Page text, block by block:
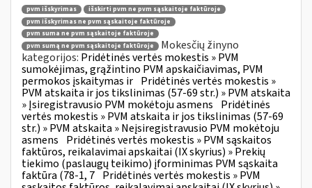
pvm išskyrimas
išskirti pvm ne pvm sąskaitoje faktūroje
pvm išskyrimas ne pvm sąskaitoje faktūroje
pvm suma ne pvm sąskaitoje faktūroje
pvm sumą ne pvm sąskaitoje faktūroje
Mokesčių žinyno
kategorijos: Pridėtinės vertės mokestis » PVM
sumokėjimas, grąžintino PVM apskaičiavimas, PVM
permokos įskaitymas ir Pridėtinės vertės mokestis »
PVM atskaita ir jos tikslinimas (57-69 str.) » PVM atskaita
» Įsiregistravusio PVM mokėtoju asmens Pridėtinės
vertės mokestis » PVM atskaita ir jos tikslinimas (57-69
str.) » PVM atskaita » Neįsiregistravusio PVM mokėtoju
asmens Pridėtinės vertės mokestis » PVM sąskaitos
faktūros, reikalavimai apskaitai (IX skyrius) » Prekių
tiekimo (paslaugų teikimo) įforminimas PVM sąskaita
faktūra (78-1, 7 Pridėtinės vertės mokestis » PVM